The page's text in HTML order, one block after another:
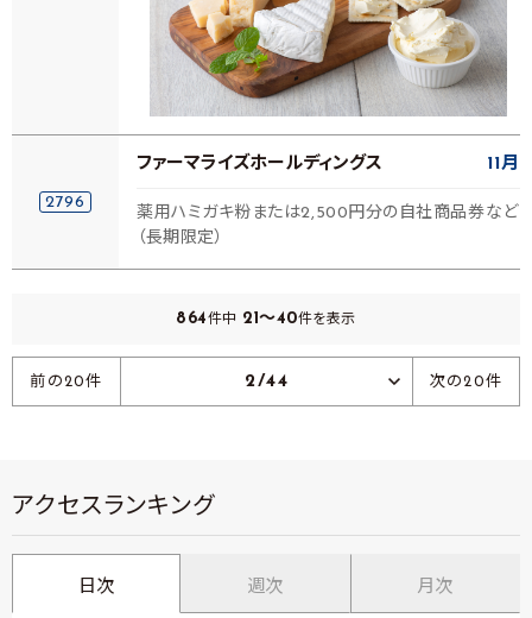
2796
ファーマライズホールディングス 11月
薬用ハミガキ粉または2,500円分の自社商品券など
（長期限定）
864件中 21～40件を表示
前の20件 2/44 次の20件
アクセスランキング
日次 週次 月次